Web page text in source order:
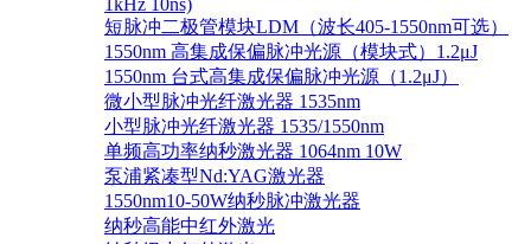
1kHz 10ns)
短脉冲二极管模块LDM（波长405-1550nm可选）
1550nm 高集成保偏脉冲光源（模块式）1.2μJ
1550nm 台式高集成保偏脉冲光源（1.2μJ）
微小型脉冲光纤激光器 1535nm
小型脉冲光纤激光器 1535/1550nm
单频高功率纳秒激光器 1064nm 10W
泵浦紧凑型Nd:YAG激光器
1550nm10-50W纳秒脉冲激光器
纳秒高能中红外激光